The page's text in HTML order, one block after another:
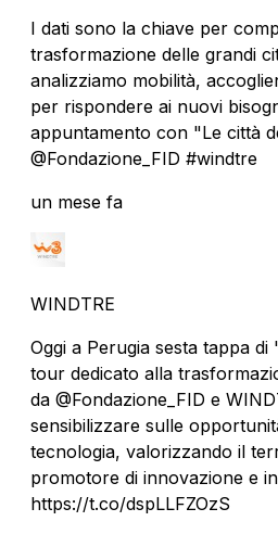
I dati sono la chiave per
trasformazione delle grandi
analizziamo mobilità,
per rispondere ai nuovi
appuntamento con "Le città
@Fondazione_FID #windtre
un mese fa
WINDTRE
Oggi a Perugia sesta tappa
tour dedicato alla
da @Fondazione_FID e
sensibilizzare sulle
tecnologia, valorizzando il
promotore di innovazione e
https://t.co/dspLLFZOzS